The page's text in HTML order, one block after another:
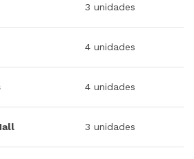
3 unidades
4 unidades
4 unidades
3 unidades